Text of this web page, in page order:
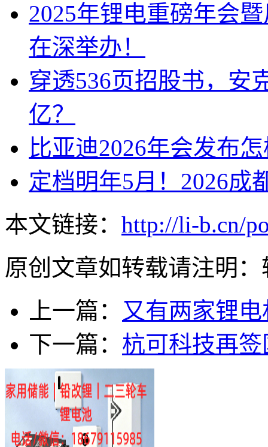
2025年锂电重磅年会
在深举办！
穿透536页招股书，安
亿？
比亚迪2026年会发布
定档明年5月！2026成
本文链接： http://li-b.cn/
原创文章如转载请注明：
上一篇： 又有两家锂
下一篇： 杭可科技再